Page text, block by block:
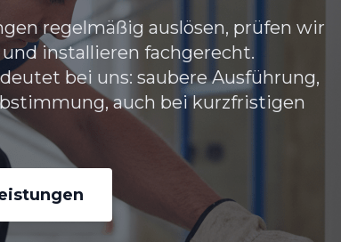
regelmäßig auslösen, prüfen wir
installieren fachgerecht.
bei uns: saubere Ausführung,
auch bei kurzfristigen